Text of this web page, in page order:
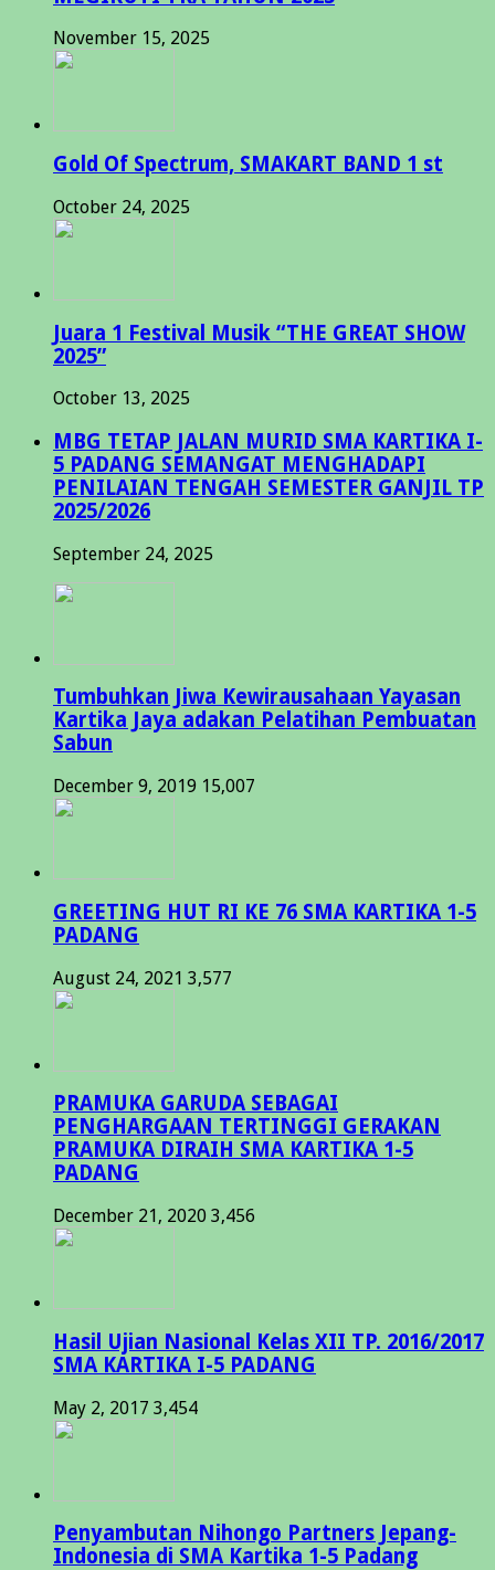
November 15, 2025
Gold Of Spectrum, SMAKART BAND 1 st
October 24, 2025
Juara 1 Festival Musik “THE GREAT SHOW
2025”
October 13, 2025
MBG TETAP JALAN MURID SMA KARTIKA I-
5 PADANG SEMANGAT MENGHADAPI
PENILAIAN TENGAH SEMESTER GANJIL TP
2025/2026
September 24, 2025
Tumbuhkan Jiwa Kewirausahaan Yayasan
Kartika Jaya adakan Pelatihan Pembuatan
Sabun
December 9, 2019 15,007
GREETING HUT RI KE 76 SMA KARTIKA 1-5
PADANG
August 24, 2021 3,577
PRAMUKA GARUDA SEBAGAI
PENGHARGAAN TERTINGGI GERAKAN
PRAMUKA DIRAIH SMA KARTIKA 1-5
PADANG
December 21, 2020 3,456
Hasil Ujian Nasional Kelas XII TP. 2016/2017
SMA KARTIKA I-5 PADANG
May 2, 2017 3,454
Penyambutan Nihongo Partners Jepang-
Indonesia di SMA Kartika 1-5 Padang